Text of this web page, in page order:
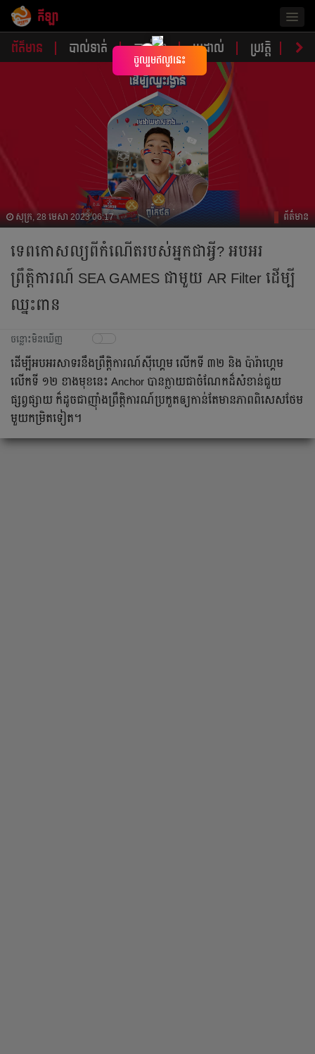
កីឡា
ព័ត៌មាន បាល់ទាត់ បាល់ទះ ប្រដាល់ ប្រវត្តិ​​ វិភា
សុក្រ, 28 មេសា 2023 06:17 ព័ត៌មាន
ទេពកោសល្យពីកំណើតរបស់អ្នកជាអ្វី? អបអរ
ព្រឹត្តិការណ៍ SEA GAMES ជាមួយ AR Filter ដើម្បី
ឈ្នះពាន
ចន្លោះមិនឃើញ
ដើម្បីអបអរសាទរនឹងព្រឹត្តិការណ៍ស៊ីហ្គេម លើកទី ៣២ និង ប៉ារ៉ាហ្គេម
លើកទី ១២ ខាងមុខនេះ​ Anchor បានក្លាយជា​ចំណែកដ៏សំខាន់​ជួយ
ផ្សព្វផ្សាយ​ ក៏ដូចជាញ៉ាំងព្រឹត្តិការណ៍ប្រកួតឲ្យកាន់តែមានភាពពិសេសថែម
មួយកម្រិតទៀត។
×
ចូលរួមឥលូវនេះ